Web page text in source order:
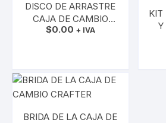
DISCO DE ARRASTRE
CAJA DE CAMBIO
CAJA AUTOMATICA
$0.00 + IVA
KIT
Y
BRIDA DE LA CAJA DE